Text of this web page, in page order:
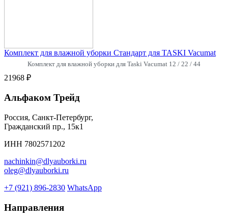
Комплект для влажной уборки Стандарт для TASKI Vacumat
Комплект для влажной уборки для Taski Vacumat 12 / 22 / 44
21968 ₽
Альфаком Трейд
Россия, Санкт-Петербург,
Гражданский пр., 15к1
ИНН 7802571202
nachinkin@dlyauborki.ru
oleg@dlyauborki.ru
+7 (921) 896-2830 WhatsApp
Направления